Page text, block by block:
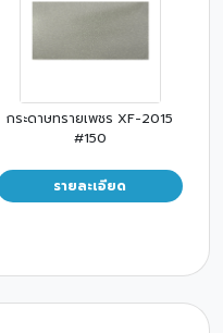
กระดาษทรายเพชร XF-2015
#150
รายละเอียด